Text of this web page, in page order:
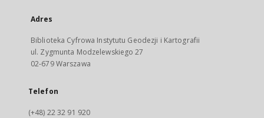
Adres
Biblioteka Cyfrowa Instytutu Geodezji i Kartografii
ul. Zygmunta Modzelewskiego 27
02-679 Warszawa
Telefon
(+48) 22 32 91 920